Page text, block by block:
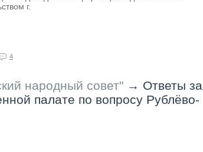
г.
4
народный совет" → Ответы за
палате по вопросу Рублёво-